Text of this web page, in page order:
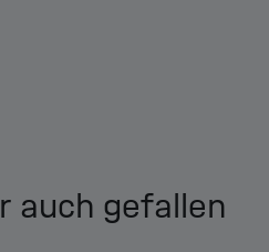
auch gefallen